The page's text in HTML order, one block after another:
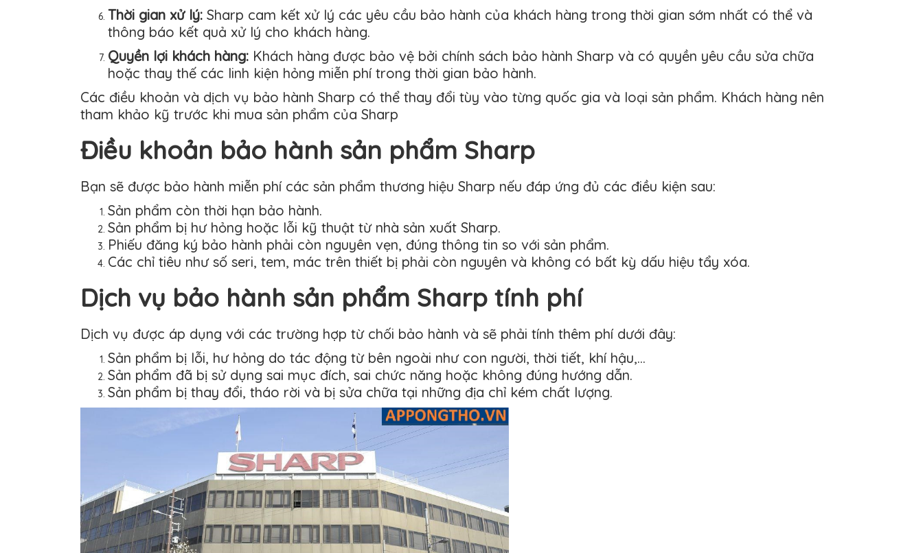
Thời gian xử lý: Sharp cam kết xử lý các yêu cầu bảo hành của khách hàng trong thời gian sớm nhất có thể và
thông báo kết quả xử lý cho khách hàng.
Quyền lợi khách hàng: Khách hàng được bảo vệ bởi chính sách bảo hành Sharp và có quyền yêu cầu sửa chữa
hoặc thay thế các linh kiện hỏng miễn phí trong thời gian bảo hành.
Các điều khoản và dịch vụ bảo hành Sharp có thể thay đổi tùy vào từng quốc gia và loại sản phẩm. Khách hàng nên
tham khảo kỹ trước khi mua sản phẩm của Sharp
Điều khoản bảo hành sản phẩm Sharp
Bạn sẽ được bảo hành miễn phí các sản phẩm thương hiệu Sharp nếu đáp ứng đủ các điều kiện sau:
Sản phẩm còn thời hạn bảo hành.
Sản phẩm bị hư hỏng hoặc lỗi kỹ thuật từ nhà sản xuất Sharp.
Phiếu đăng ký bảo hành phải còn nguyên vẹn, đúng thông tin so với sản phẩm.
Các chỉ tiêu như số seri, tem, mác trên thiết bị phải còn nguyên và không có bất kỳ dấu hiệu tẩy xóa.
Dịch vụ bảo hành sản phẩm Sharp tính phí
Dịch vụ được áp dụng với các trường hợp từ chối bảo hành và sẽ phải tính thêm phí dưới đây:
Sản phẩm bị lỗi, hư hỏng do tác động từ bên ngoài như con người, thời tiết, khí hậu,...
Sản phẩm đã bị sử dụng sai mục đích, sai chức năng hoặc không đúng hướng dẫn.
Sản phẩm bị thay đổi, tháo rời và bị sửa chữa tại những địa chỉ kém chất lượng.